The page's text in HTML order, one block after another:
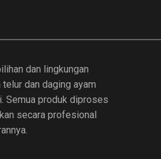
dan lingkungan
dan daging ayam
Semua produk diproses
secara profesional